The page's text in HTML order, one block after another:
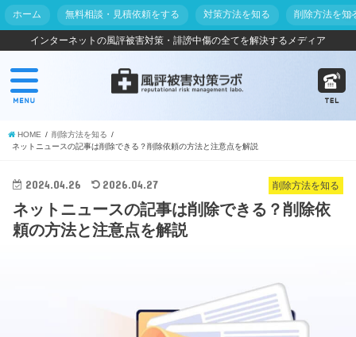
ホーム 無料相談・見積依頼をする 対策方法を知る 削除方法を知
インターネットの風評被害対策・誹謗中傷の全てを解決するメディア
HOME
削除方法を知る
ネットニュースの記事は削除できる？削除依頼の方法と注意点を解説
削除方法を知る
2024.04.26 2026.04.27
ネットニュースの記事は削除できる？削除依
頼の方法と注意点を解説